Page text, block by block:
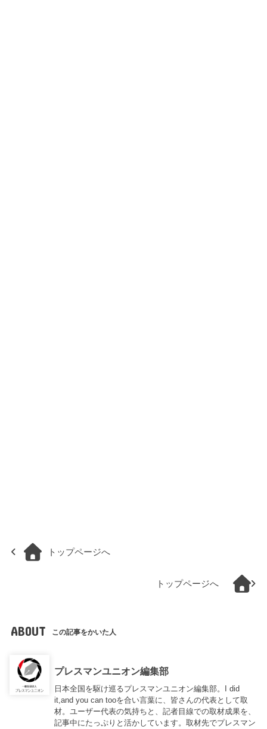
トップページへ
トップページへ
ABOUT この記事をかいた人
プレスマンユニオン編集部
日本全国を駆け巡るプレスマンユニオン編集部。I did
it,and you can tooを合い言葉に、皆さんの代表として取
材。ユーザー代表の気持ちと、記者目線での取材成果を、
記事中にたっぷりと活かしています。取材先でプレスマン